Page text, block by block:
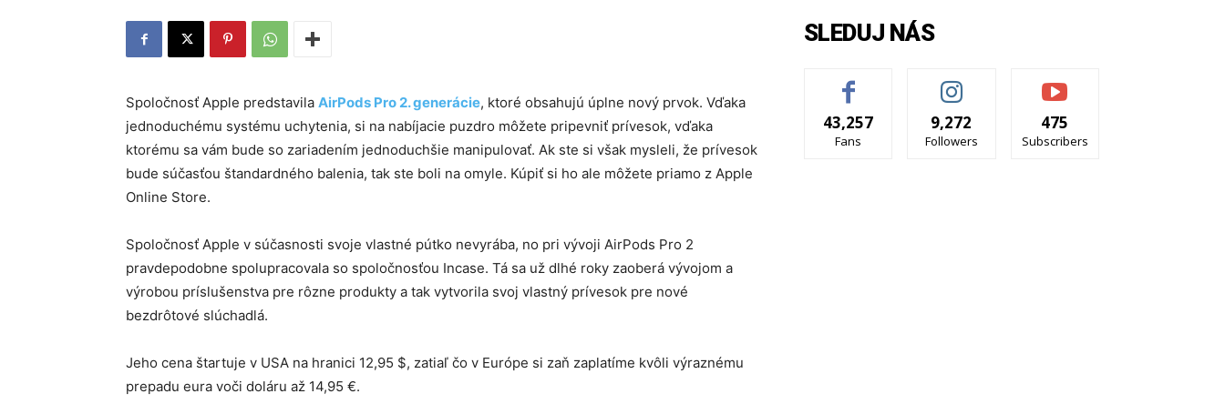
Spoločnosť Apple predstavila AirPods Pro 2. generácie, ktoré obsahujú úplne nový prvok. Vďaka
jednoduchému systému uchytenia, si na nabíjacie puzdro môžete pripevniť prívesok, vďaka
ktorému sa vám bude so zariadením jednoduchšie manipulovať. Ak ste si však mysleli, že prívesok
bude súčasťou štandardného balenia, tak ste boli na omyle. Kúpiť si ho ale môžete priamo z Apple
Online Store.
Spoločnosť Apple v súčasnosti svoje vlastné pútko nevyrába, no pri vývoji AirPods Pro 2
pravdepodobne spolupracovala so spoločnosťou Incase. Tá sa už dlhé roky zaoberá vývojom a
výrobou príslušenstva pre rôzne produkty a tak vytvorila svoj vlastný prívesok pre nové
bezdrôtové slúchadlá.
Jeho cena štartuje v USA na hranici 12,95 $, zatiaľ čo v Európe si zaň zaplatíme kvôli výraznému
prepadu eura voči doláru až 14,95 €.
SLEDUJ NÁS
43,257
Fans
9,272
Followers
475
Subscribers